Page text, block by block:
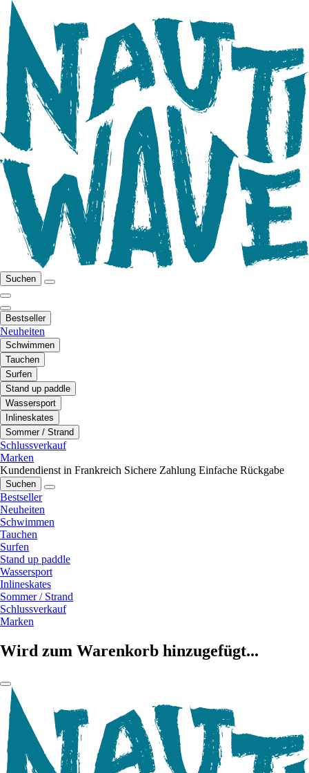
Suchen
Bestseller
Neuheiten
Schwimmen
Tauchen
Surfen
Stand up paddle
Wassersport
Inlineskates
Sommer / Strand
Schlussverkauf
Marken
Kundendienst in Frankreich Sichere Zahlung Einfache Rückgabe
Suchen
Bestseller
Neuheiten
Schwimmen
Tauchen
Surfen
Stand up paddle
Wassersport
Inlineskates
Sommer / Strand
Schlussverkauf
Marken
Wird zum Warenkorb hinzugefügt...